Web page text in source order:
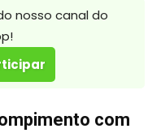
nosso canal do
com